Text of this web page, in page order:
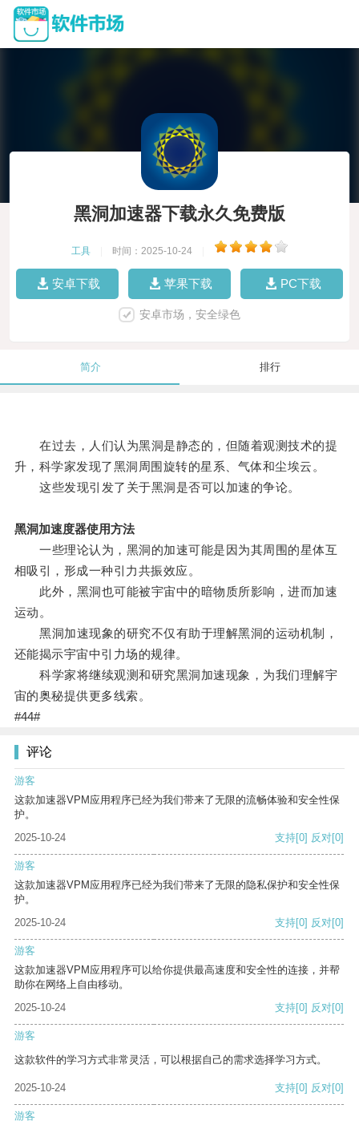
黑洞加速器下载永久免费版
工具 时间：2025-10-24
安卓下载 苹果下载 PC下载
安卓市场，安全绿色
简介 排行
在过去，人们认为黑洞是静态的，但随着观测技术的提
升，科学家发现了黑洞周围旋转的星系、气体和尘埃云。
这些发现引发了关于黑洞是否可以加速的争论。
黑洞加速度器使用方法
一些理论认为，黑洞的加速可能是因为其周围的星体互
相吸引，形成一种引力共振效应。
此外，黑洞也可能被宇宙中的暗物质所影响，进而加速
运动。
黑洞加速现象的研究不仅有助于理解黑洞的运动机制，
还能揭示宇宙中引力场的规律。
科学家将继续观测和研究黑洞加速现象，为我们理解宇
宙的奥秘提供更多线索。
#44#
评论
游客
这款加速器VPM应用程序已经为我们带来了无限的流畅体验和安全性保
护。
2025-10-24
支持[0] 反对[0]
游客
这款加速器VPM应用程序已经为我们带来了无限的隐私保护和安全性保
护。
2025-10-24
支持[0] 反对[0]
游客
这款加速器VPM应用程序可以给你提供最高速度和安全性的连接，并帮
助你在网络上自由移动。
2025-10-24
支持[0] 反对[0]
游客
这款软件的学习方式非常灵活，可以根据自己的需求选择学习方式。
2025-10-24 支持[0] 反对[0]
游客